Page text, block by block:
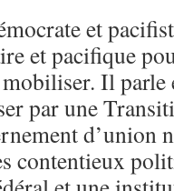
et
et pacifique
Il parle
par une
d’union
contentieux